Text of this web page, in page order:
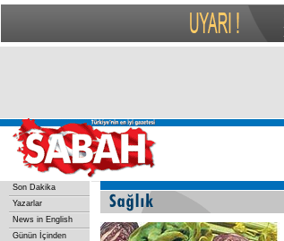
Son Dakika
Yazarlar
News in English
Günün İçinden